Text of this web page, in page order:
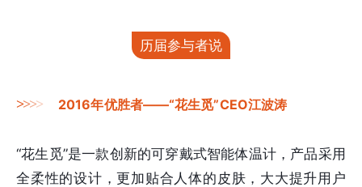
历届参与者说
>>>> 2016年优胜者——“花生觅”CEO江波涛
“花生觅”是一款创新的可穿戴式智能体温计，产品采用
全柔性的设计，更加贴合人体的皮肤，大大提升用户